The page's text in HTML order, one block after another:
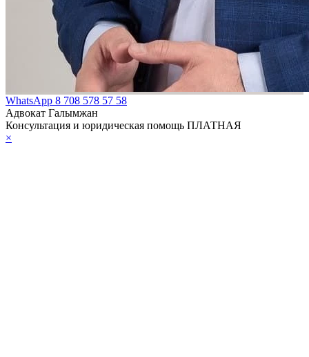
WhatsApp 8 708 578 57 58
Адвокат Галымжан
Консультация и юридическая помощь ПЛАТНАЯ
×